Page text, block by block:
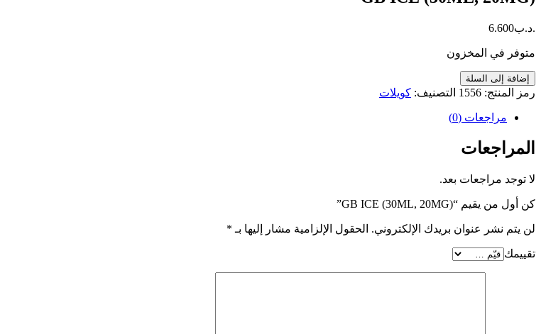
.د.ب6.600
متوفر في المخزون
كمية
GB
ICE
(30ML,
إضافة إلى السلة
رمز المنتج: 1556 التصنيف: كويلات
مراجعات (0)
المراجعات
لا توجد مراجعات بعد.
كن أول من يقيم “GB ICE (30ML, 20MG)”
لن يتم نشر عنوان بريدك الإلكتروني. الحقول الإلزامية مشار إليها بـ *
تقييمك